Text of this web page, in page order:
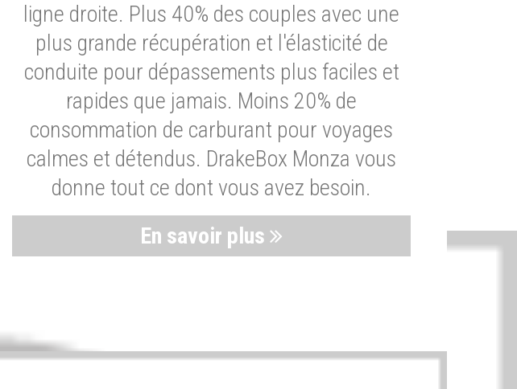
ligne droite. Plus 40% des couples avec une
plus grande récupération et l'élasticité de
conduite pour dépassements plus faciles et
rapides que jamais. Moins 20% de
consommation de carburant pour voyages
calmes et détendus. DrakeBox Monza vous
donne tout ce dont vous avez besoin.
En savoir plus